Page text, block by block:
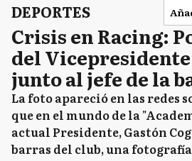
DEPORTES
Crisis en Racing:
del
junto al jefe de la
La foto apareció en las redes
que en el mundo de la
actual Presidente, Gastón
barras del club, una